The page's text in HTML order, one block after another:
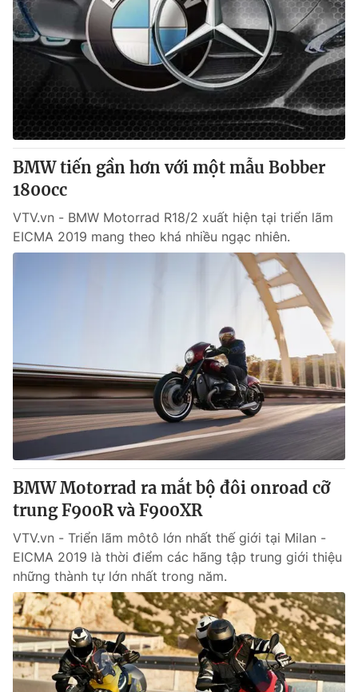
BMW tiến gần hơn với một mẫu Bobber
1800cc
VTV.vn - BMW Motorrad R18/2 xuất hiện tại triển lãm
EICMA 2019 mang theo khá nhiều ngạc nhiên.
BMW Motorrad ra mắt bộ đôi onroad cỡ
trung F900R và F900XR
VTV.vn - Triển lãm môtô lớn nhất thế giới tại Milan -
EICMA 2019 là thời điểm các hãng tập trung giới thiệu
những thành tự lớn nhất trong năm.